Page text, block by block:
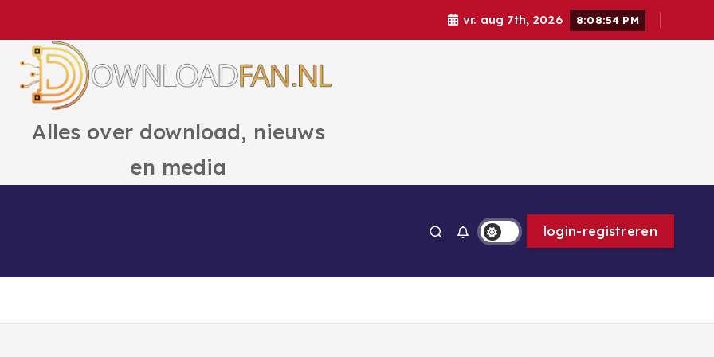
vr. aug 7th, 2026 8:08:56 PM
Alles over download, nieuws
en media
login-registreren